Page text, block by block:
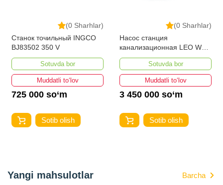
(0 Sharhlar)
Станок точильный INGCO
BJ83502 350 V
Sotuvda bor
Muddatli to‘lov
725 000 so‘m
Sotib olish
(0 Sharhlar)
Насос станция
канализационная LEO WC-
600
Sotuvda bor
Muddatli to‘lov
3 450 000 so‘m
Sotib olish
Yangi mahsulotlar Barcha